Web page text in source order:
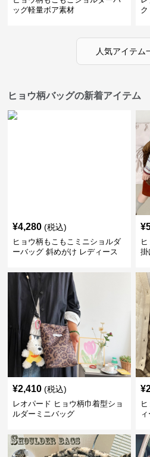
ッグ軽量ボア素材
人気アイテム
ヒョウ柄バッグの新着アイテム
¥4,280 (税込)
ヒョウ柄もこもこミニショルダ
ーバッグ 斜めがけ レディース
¥
掛
¥2,410 (税込)
レオパード ヒョウ柄巾着型ショ
ルダーミニバッグ
¥